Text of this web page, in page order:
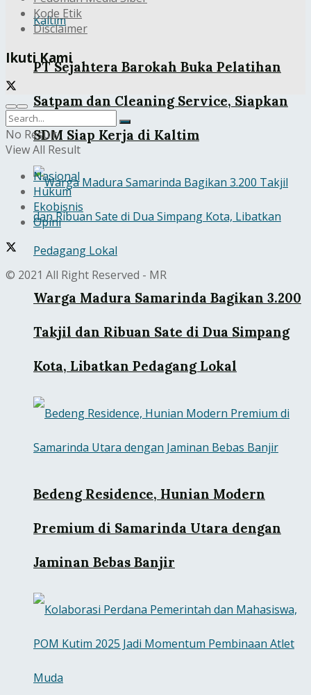
PT Sejahtera Barokah Buka Pelatihan
Satpam dan Cleaning Service, Siapkan
SDM Siap Kerja di Kaltim
Warga Madura Samarinda Bagikan 3.200
Takjil dan Ribuan Sate di Dua Simpang
Kota, Libatkan Pedagang Lokal
Bedeng Residence, Hunian Modern
Premium di Samarinda Utara dengan
Jaminan Bebas Banjir
Kode Etik
Disclaimer
Ikuti Kami
No Result
View All Result
Nasional
Hukum
Ekobisnis
Opini
© 2021 All Right Reserved - MR